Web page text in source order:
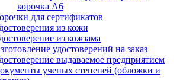
корочка А6
для сертификатов
из кожи
из кожзама
удостоверений на заказ
выдаваемое предприятием
ученых степеней (обложки и